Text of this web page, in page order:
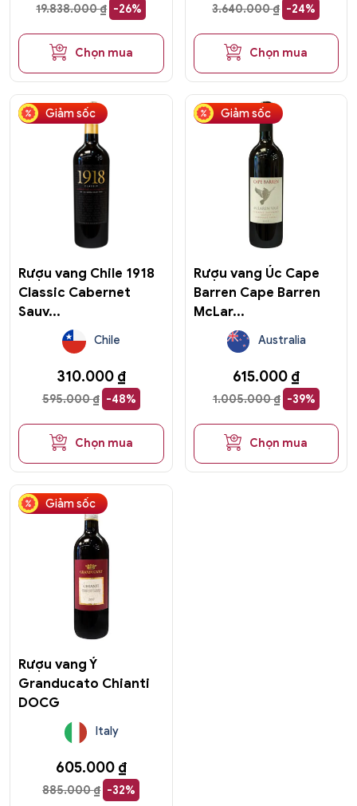
19.838.000₫ -26%
Chọn mua
3.640.000₫ -24%
Chọn mua
Giảm sốc
Rượu vang Chile 1918
Classic Cabernet
Sauv...
Chile
595.000₫ -48%
310.000 ₫
Chọn mua
Giảm sốc
Rượu vang Úc Cape
Barren Cape Barren
McLar...
Australia
1.005.000₫ -39%
615.000 ₫
Chọn mua
Giảm sốc
Rượu vang Ý
Granducato Chianti
DOCG
Italy
885.000₫ -32%
605.000 ₫